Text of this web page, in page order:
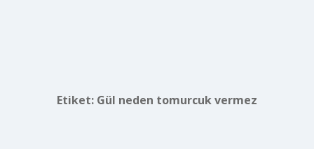
Etiket: Gül neden tomurcuk vermez